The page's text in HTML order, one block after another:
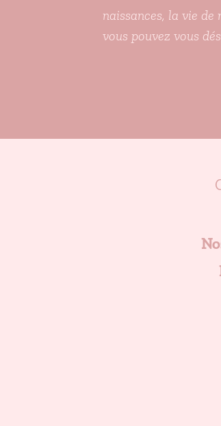
naissances, la vie
vous pouvez vous